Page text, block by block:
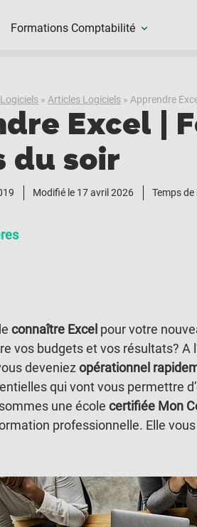
Formations Comptabilité
Logiciels » Articles Logiciels » Apprendre
Excel |
du soir
Modifié le 17 avril 2026 Temps
connaître Excel pour votre
vos budgets et vos résultats? A
deveniez opérationnel
qui vont vous permettre
une école certifiée Mon
professionnelle. Elle